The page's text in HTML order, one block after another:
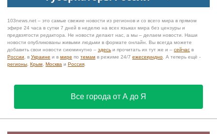
103news.net – это самые свежие новости из регионов и со всего мира в прямом
эфире 24 часа в сутки 7 дней в неделю на всех языках мира без цензуры и
предвзятости редактора. Не новости делают нас, а мы – делаем новости. Наши
новости опубликованы живыми людьми в формате онлайн. Вы всегда можете
добавить свои новости сиюминутно – здесь и прочитать их тут же и – сейчас в
России , в Украине и в мире по темам в режиме 24/7 ежесекундно . А теперь ещё -
регионы Крым Москва и Россия
Все города от А до Я